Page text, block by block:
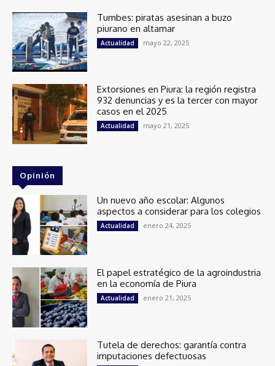
Tumbes: piratas asesinan a buzo
piurano en altamar
Actualidad mayo 22, 2025
Extorsiones en Piura: la región registra
932 denuncias y es la tercer con mayor
casos en el 2025
Actualidad mayo 21, 2025
Opinión
Un nuevo año escolar: Algunos
aspectos a considerar para los colegios
Actualidad enero 24, 2025
El papel estratégico de la agroindustria
en la economía de Piura
Actualidad enero 21, 2025
Tutela de derechos: garantía contra
imputaciones defectuosas